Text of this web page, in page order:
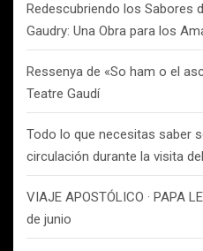
Redescubriendo los Sabores
Gaudry: Una Obra para los
Ressenya de «So ham o el
Teatre Gaudí
Todo lo que necesitas saber
circulación durante la visita
VIAJE APOSTÓLICO · PAPA
de junio